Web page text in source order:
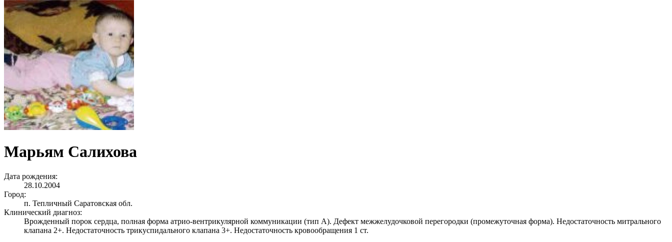
Марьям Салихова
Дата рождения:
28.10.2004
Город:
п. Тепличный Саратовская обл.
Клинический диагноз:
Врожденный порок сердца, полная форма атрио-вентрикулярной коммуникации (тип А). Дефект межжелудочковой перегородки (промежуточная форма). Недостаточность митрального
клапана 2+. Недостаточность трикуспидального клапана 3+. Недостаточность кровообращения 1 ст.